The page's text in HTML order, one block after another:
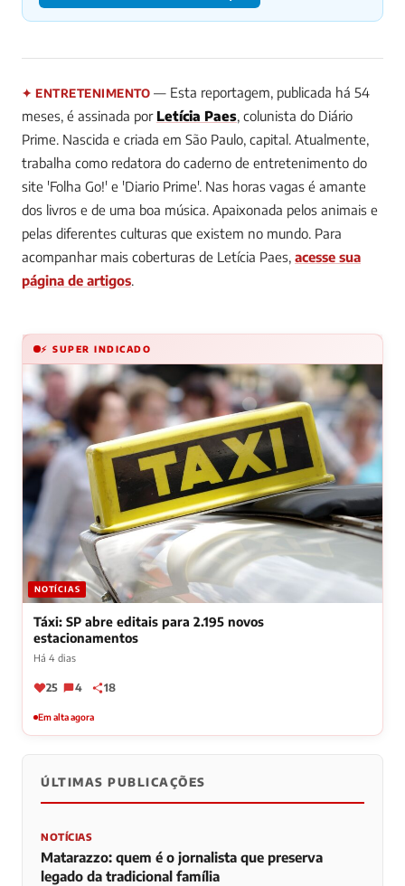
✦ ENTRETENIMENTO — Esta reportagem, publicada há 54
meses, é assinada por Letícia Paes, colunista do Diário
Prime. Nascida e criada em São Paulo, capital. Atualmente,
trabalha como redatora do caderno de entretenimento do
site 'Folha Go!' e 'Diario Prime'. Nas horas vagas é amante
dos livros e de uma boa música. Apaixonada pelos animais e
pelas diferentes culturas que existem no mundo. Para
acompanhar mais coberturas de Letícia Paes, acesse sua
página de artigos.
⚡ SUPER INDICADO
NOTÍCIAS
Táxi: SP abre editais para 2.195 novos
estacionamentos
Há 4 dias
25 4 18
Em alta agora
ÚLTIMAS PUBLICAÇÕES
NOTÍCIAS
Matarazzo: quem é o jornalista que preserva
legado da tradicional família